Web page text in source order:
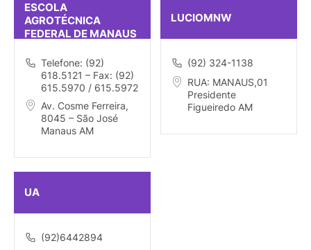
ESCOLA
AGROTÉCNICA
FEDERAL DE MANAUS
Telefone: (92)
618.5121 – Fax: (92)
615.5970 / 615.5972
Av. Cosme Ferreira,
8045 – São José
Manaus AM
LUCIOMNW
(92) 324-1138
RUA: MANAUS,01
Presidente
Figueiredo AM
UA
(92)6442894